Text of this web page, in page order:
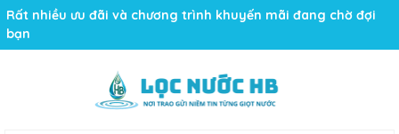
Rất nhiều ưu đãi và chương trình khuyến mãi đang chờ đợi
bạn